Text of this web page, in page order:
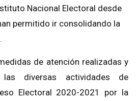
Nacional Electoral desde
permitido ir consolidando la
de atención realizadas y
diversas actividades de
Electoral 2020-2021 por la